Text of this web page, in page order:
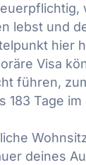
lebst und
hier
Visa
führen,
183 Tage
deines